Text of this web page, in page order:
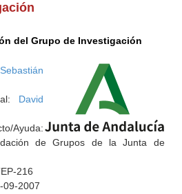
del Grupo de Investigación
Sebastián
David
Ayuda:
de Grupos de la Junta de
216
09-2007